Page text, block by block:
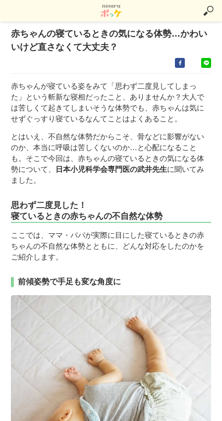
赤ちゃんの寝ているときの気になる体勢…かわい
いけど直さなくて大丈夫？
赤ちゃんが寝ている姿をみて「思わず二度見してしまっ
た」という斬新な寝相だったこと、ありませんか？大人で
は苦しくて起きてしまいそうな体勢でも、赤ちゃんは気に
せずぐっすり寝ているなんてことはよくあること。
とはいえ、不自然な体勢だからこそ、骨などに影響がない
のか、本当に呼吸は苦しくないのか…と心配になること
も。そこで今回は、赤ちゃんの寝ているときの気になる体
勢について、
日本小児科学会専門医の武井先生に聞いてみ
ました。
思わず二度見した！
寝ているときの赤ちゃんの不自然な体勢
ここでは、ママ・パパが実際に目にした寝ているときの赤
ちゃんの不自然な体勢とともに、どんな対応をしたのかを
ご紹介します。
前傾姿勢で手足も変な角度に